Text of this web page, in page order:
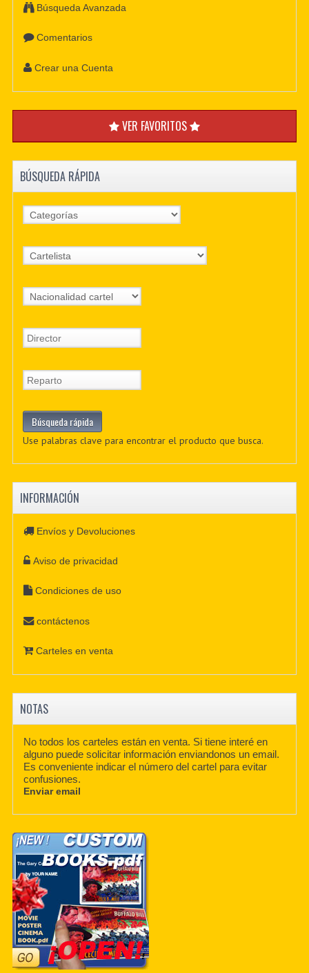
Búsqueda Avanzada
Comentarios
Crear una Cuenta
VER FAVORITOS
BÚSQUEDA RÁPIDA
Use palabras clave para encontrar el producto que busca.
INFORMACIÓN
Envíos y Devoluciones
Aviso de privacidad
Condiciones de uso
contáctenos
Carteles en venta
NOTAS
No todos los carteles están en venta. Si tiene interé en
alguno puede solicitar información enviandonos un email.
Es conveniente indicar el número del cartel para evitar
confusiones.
Enviar email